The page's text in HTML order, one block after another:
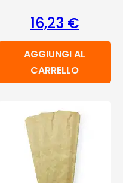
16,23 €
AGGIUNGI AL
CARRELLO